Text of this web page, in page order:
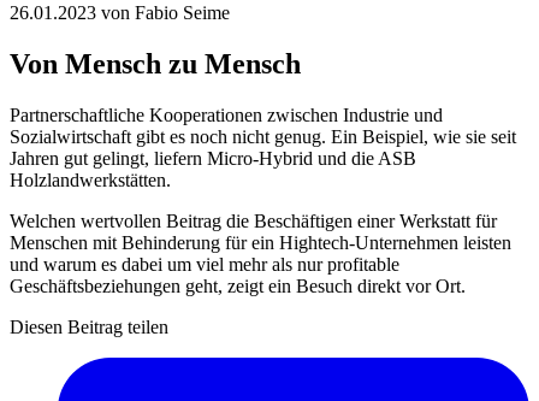
26.01.2023 von Fabio Seime
Von Mensch zu Mensch
Partnerschaftliche Kooperationen zwischen Industrie und
Sozialwirtschaft gibt es noch nicht genug. Ein Beispiel, wie sie seit
Jahren gut gelingt, liefern Micro-Hybrid und die ASB
Holzlandwerkstätten.
Welchen wertvollen Beitrag die Beschäftigen einer Werkstatt für
Menschen mit Behinderung für ein Hightech-Unternehmen leisten
und warum es dabei um viel mehr als nur profitable
Geschäftsbeziehungen geht, zeigt ein Besuch direkt vor Ort.
Diesen Beitrag teilen